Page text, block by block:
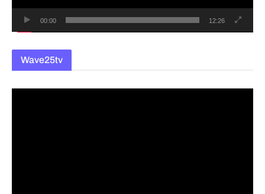
00:00 12:26
Wave25tv